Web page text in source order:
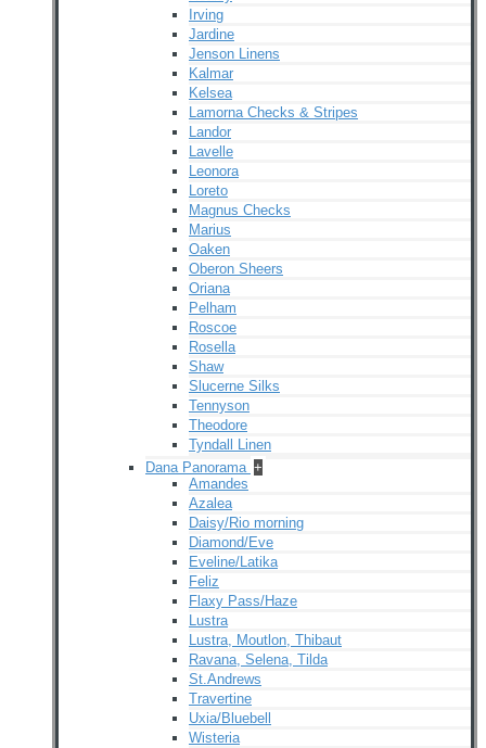
Irving
Jardine
Jenson Linens
Kalmar
Kelsea
Lamorna Checks & Stripes
Landor
Lavelle
Leonora
Loreto
Magnus Checks
Marius
Oaken
Oberon Sheers
Oriana
Pelham
Roscoe
Rosella
Shaw
Slucerne Silks
Tennyson
Theodore
Tyndall Linen
Dana Panorama +
Amandes
Azalea
Daisy/Rio morning
Diamond/Eve
Eveline/Latika
Feliz
Flaxy Pass/Haze
Lustra
Lustra, Moutlon, Thibaut
Ravana, Selena, Tilda
St.Andrews
Travertine
Uxia/Bluebell
Wisteria